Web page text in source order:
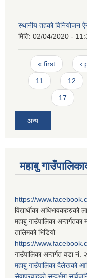
स्थानीय तहको विनियोजन
मिति: 02/04/2020 -
Pages
« first ‹
11 12
17
अन्य
महाबु
https://
विद्यार्थीका अधिभावकहरुको
महाबु गाउँपालिका अन्तर्गतका
तालिमको भिडियो
https://
गाउँपालिका अन्तर्गत वडा नं.
महाबु गाउँपालिका दैलेखको